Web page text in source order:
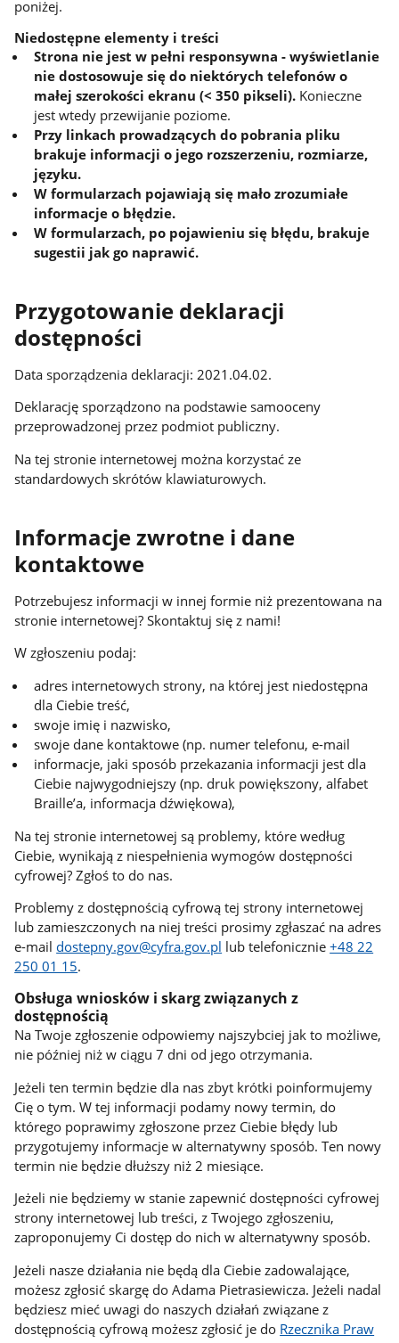
poniżej.
Niedostępne elementy i treści
Strona nie jest w pełni responsywna - wyświetlanie
nie dostosowuje się do niektórych telefonów o
małej szerokości ekranu (< 350 pikseli). Konieczne
jest wtedy przewijanie poziome.
Przy linkach prowadzących do pobrania pliku
brakuje informacji o jego rozszerzeniu, rozmiarze,
języku.
W formularzach pojawiają się mało zrozumiałe
informacje o błędzie.
W formularzach, po pojawieniu się błędu, brakuje
sugestii jak go naprawić.
Przygotowanie deklaracji
dostępności
Data sporządzenia deklaracji: 2021.04.02.
Deklarację sporządzono na podstawie samooceny
przeprowadzonej przez podmiot publiczny.
Na tej stronie internetowej można korzystać ze
standardowych skrótów klawiaturowych.
Informacje zwrotne i dane
kontaktowe
Potrzebujesz informacji w innej formie niż prezentowana na
stronie internetowej? Skontaktuj się z nami!
W zgłoszeniu podaj:
adres internetowych strony, na której jest niedostępna
dla Ciebie treść,
swoje imię i nazwisko,
swoje dane kontaktowe (np. numer telefonu, e-mail
informacje, jaki sposób przekazania informacji jest dla
Ciebie najwygodniejszy (np. druk powiększony, alfabet
Braille’a, informacja dźwiękowa),
Na tej stronie internetowej są problemy, które według
Ciebie, wynikają z niespełnienia wymogów dostępności
cyfrowej? Zgłoś to do nas.
Problemy z dostępnością cyfrową tej strony internetowej
lub zamieszczonych na niej treści prosimy zgłaszać na adres
e-maildostepny.gov@cyfra.gov.pl lub telefonicznie+48 22
250 01 15.
Obsługa wniosków i skarg związanych z
dostępnością
Na Twoje zgłoszenie odpowiemy najszybciej jak to możliwe,
nie później niż w ciągu 7 dni od jego otrzymania.
Jeżeli ten termin będzie dla nas zbyt krótki poinformujemy
Cię o tym. W tej informacji podamy nowy termin, do
którego poprawimy zgłoszone przez Ciebie błędy lub
przygotujemy informacje w alternatywny sposób. Ten nowy
termin nie będzie dłuższy niż 2 miesiące.
Jeżeli nie będziemy w stanie zapewnić dostępności cyfrowej
strony internetowej lub treści, z Twojego zgłoszeniu,
zaproponujemy Ci dostęp do nich w alternatywny sposób.
Jeżeli nasze działania nie będą dla Ciebie zadowalające,
możesz zgłosić skargę do Adama Pietrasiewicza. Jeżeli nadal
będziesz mieć uwagi do naszych działań związane z
dostępnością cyfrową możesz zgłosić je do Rzecznika Praw